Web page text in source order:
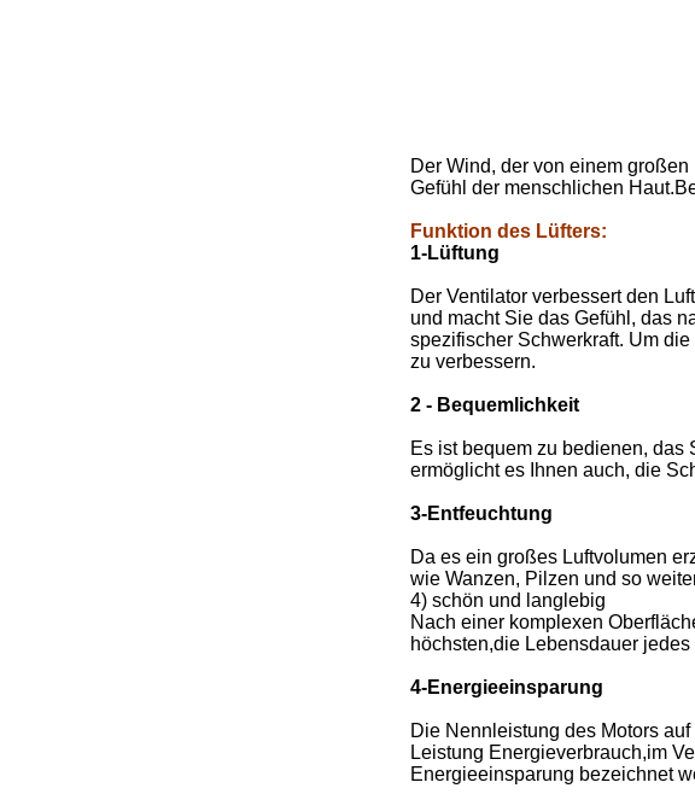
Der Wind, der von einem
Gefühl der menschlichen
Funktion des Lüfters:
1-Lüftung
Der Ventilator verbessert den
und macht Sie das Gefühl, das
spezifischer Schwerkraft. Um
zu verbessern.
2 - Bequemlichkeit
Es ist bequem zu bedienen,
ermöglicht es Ihnen auch, die
3-Entfeuchtung
Da es ein großes Luftvolumen
wie Wanzen, Pilzen und so
4) schön und langlebig
Nach einer komplexen
höchsten,die Lebensdauer
4-Energieeinsparung
Die Nennleistung des Motors
Leistung Energieverbrauch,im
Energieeinsparung bezeichnet